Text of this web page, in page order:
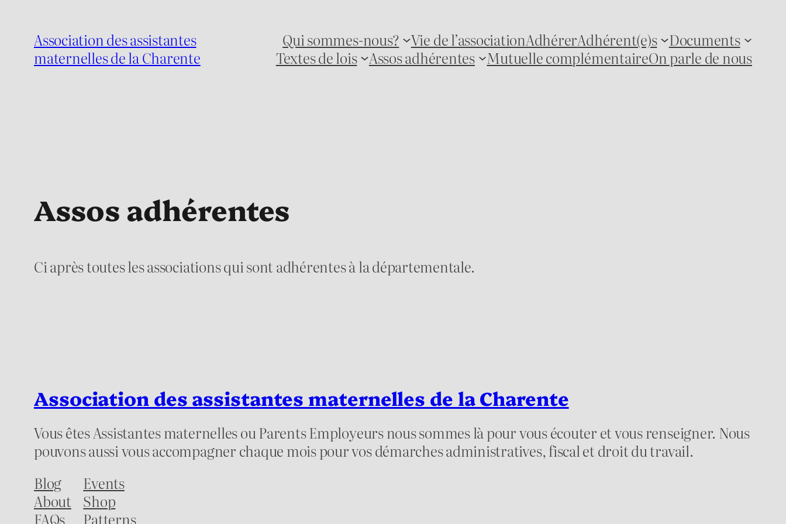
contenuAssociation des assistantes
maternelles de la Charente
Qui sommes-nous? Vie de l’associationAdhérerAdhérent(e)s
Documents
Textes de lois Assos adhérentes Mutuelle complémentaireOn parle de nous
Assos adhérentes
Ci après toutes les associations qui sont adhérentes à la départementale.
Association des assistantes maternelles de la Charente
Vous êtes Assistantes maternelles ou Parents Employeurs nous sommes là pour vous écouter et vous renseigner. Nous
pouvons aussi vous accompagner chaque mois pour vos démarches administratives, fiscal et droit du travail.
Blog
About
FAQs
Events
Shop
Patterns